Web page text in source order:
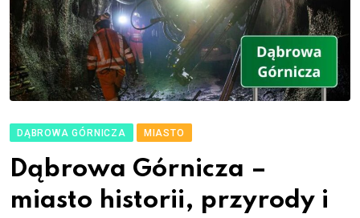
DĄBROWA GÓRNICZA MIASTO
Dąbrowa Górnicza –
miasto historii, przyrody i